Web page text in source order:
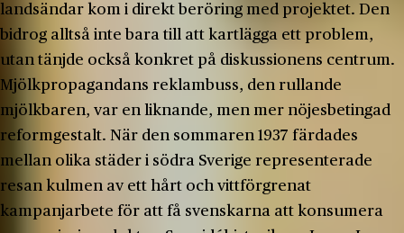
landsändar kom i direkt beröring med projektet. Den
bidrog alltså inte bara till att kartlägga ett problem,
utan tänjde också konkret på diskussionens centrum.
Mjölkpropagandans reklambuss, den rullande
mjölkbaren, var en liknande, men mer nöjesbetingad
reformgestalt. När den sommaren 1937 färdades
mellan olika städer i södra Sverige representerade
resan kulmen av ett hårt och vittförgrenat
kampanjarbete för att få svenskarna att konsumera